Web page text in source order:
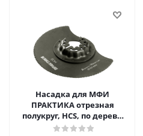
Насадка для МФИ
ПРАКТИКА отрезная
полукруг, HCS, по дереву,
88 мм, мелкий зуб